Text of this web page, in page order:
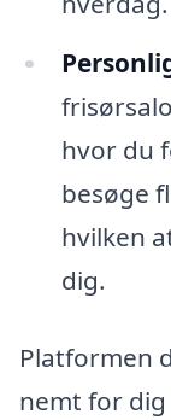
hvor du
besøge
hvilken
dig.
Platformen
nemt for